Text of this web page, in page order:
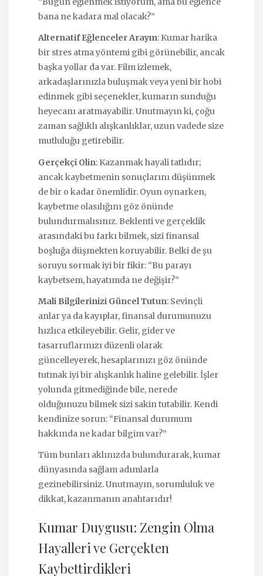
bana ne kadara mal olacak?”
Alternatif Eğlenceler Arayın: Kumar harika
bir stres atma yöntemi gibi görünebilir, ancak
başka yollar da var. Film izlemek,
arkadaşlarınızla buluşmak veya yeni bir hobi
edinmek gibi seçenekler, kumarın sunduğu
heyecanı aratmayabilir. Unutmayın ki, çoğu
zaman sağlıklı alışkanlıklar, uzun vadede size
mutluluğu getirebilir.
Gerçekçi Olin: Kazanmak hayali tatlıdır;
ancak kaybetmenin sonuçlarını düşünmek
de bir o kadar önemlidir. Oyun oynarken,
kaybetme olasılığını göz önünde
bulundurmalısınız. Beklenti ve gerçeklik
arasındaki bu farkı bilmek, sizi finansal
boşluğa düşmekten koruyabilir. Belki de şu
soruyu sormak iyi bir fikir: “Bu parayı
kaybetsem, hayatımda ne değişir?”
Mali Bilgilerinizi Güncel Tutun: Sevinçli
anlar ya da kayıplar, finansal durumunuzu
hızlıca etkileyebilir. Gelir, gider ve
tasarruflarınızı düzenli olarak
güncelleyerek, hesaplarınızı göz önünde
tutmak iyi bir alışkanlık haline gelebilir. İşler
yolunda gitmediğinde bile, nerede
olduğunuzu bilmek sizi sakin tutabilir. Kendi
kendinize sorun: “Finansal durumum
hakkında ne kadar bilgim var?”
Tüm bunları aklınızda bulundurarak, kumar
dünyasında sağlam adımlarla
gezinebilirsiniz. Unutmayın, sorumluluk ve
dikkat, kazanmanın anahtarıdır!
Kumar Duygusu: Zengin Olma
Hayalleri ve Gerçekten
Kaybettirdikleri